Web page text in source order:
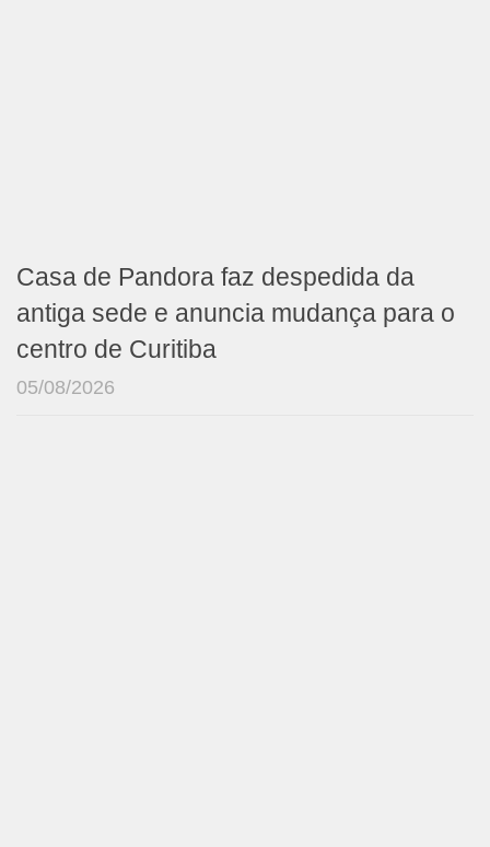
Casa de Pandora faz despedida da
antiga sede e anuncia mudança para o
centro de Curitiba
05/08/2026